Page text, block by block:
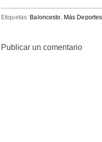
Etiquetas: Baloncesto, Más Deportes
Publicar un comentario